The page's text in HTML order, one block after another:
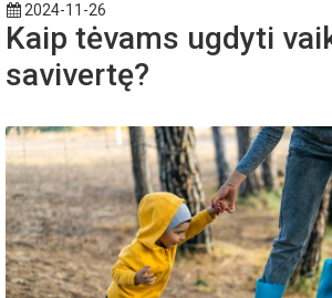
2024-11-26
Kaip tėvams ugdyti
savivertę?